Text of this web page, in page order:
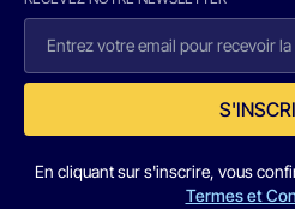
En cliquant sur s'inscrire, vous
Termes et